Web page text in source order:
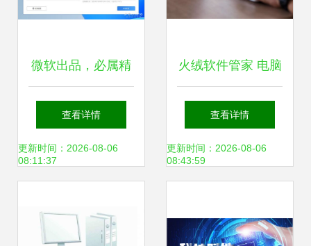
微软出品，必属精
品 几款逆天工具让
你效率翻倍
查看详情
更新时间：2026-08-06
08:11:37
火绒软件管家 电脑
软件管理的最佳选
择——一个学长的
查看详情
更新时间：2026-08-06
08:43:59